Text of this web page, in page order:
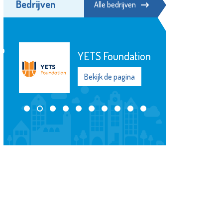
Bedrijven Alle bedrijven
Stichting
Elckerlyc
Bekijk de pagina